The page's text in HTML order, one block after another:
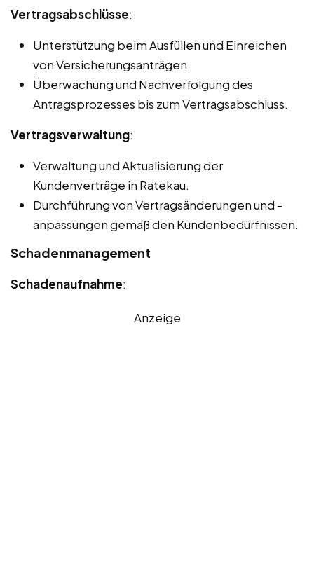
Vertragsabschlüsse:
Unterstützung beim Ausfüllen und Einreichen
von Versicherungsanträgen.
Überwachung und Nachverfolgung des
Antragsprozesses bis zum Vertragsabschluss.
Vertragsverwaltung:
Verwaltung und Aktualisierung der
Kundenverträge in Ratekau.
Durchführung von Vertragsänderungen und -
anpassungen gemäß den Kundenbedürfnissen.
Schadenmanagement
Schadenaufnahme:
Anzeige